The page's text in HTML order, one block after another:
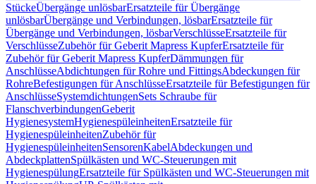
StückeÜbergänge unlösbarErsatzteile für Übergänge
unlösbarÜbergänge und Verbindungen, lösbarErsatzteile für
Übergänge und Verbindungen, lösbarVerschlüsseErsatzteile für
VerschlüsseZubehör für Geberit Mapress KupferErsatzteile für
Zubehör für Geberit Mapress KupferDämmungen für
AnschlüsseAbdichtungen für Rohre und FittingsAbdeckungen für
RohreBefestigungen für AnschlüsseErsatzteile für Befestigungen für
AnschlüsseSystemdichtungenSets Schraube für
FlanschverbindungenGeberit
HygienesystemHygienespüleinheitenErsatzteile für
HygienespüleinheitenZubehör für
HygienespüleinheitenSensorenKabelAbdeckungen und
AbdeckplattenSpülkästen und WC-Steuerungen mit
HygienespülungErsatzteile für Spülkästen und WC-Steuerungen mit